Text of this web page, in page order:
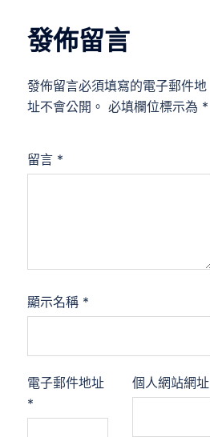
發佈留言
發佈留言必須填寫的電子郵件地
址不會公開。 必填欄位標示為 *
留言 *
顯示名稱 *
電子郵件地址
*
個人網站網址